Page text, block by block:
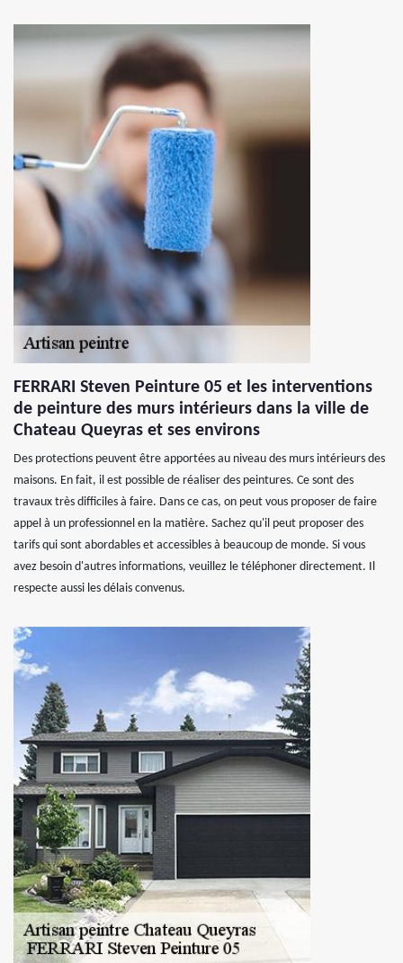
FERRARI Steven Peinture 05 et les interventions
de peinture des murs intérieurs dans la ville de
Chateau Queyras et ses environs
Des protections peuvent être apportées au niveau des murs intérieurs des
maisons. En fait, il est possible de réaliser des peintures. Ce sont des
travaux très difficiles à faire. Dans ce cas, on peut vous proposer de faire
appel à un professionnel en la matière. Sachez qu'il peut proposer des
tarifs qui sont abordables et accessibles à beaucoup de monde. Si vous
avez besoin d'autres informations, veuillez le téléphoner directement. Il
respecte aussi les délais convenus.